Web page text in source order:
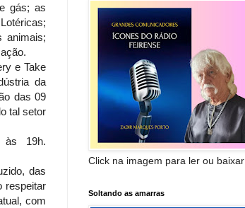
gás; as
animais;
e Take
da
das 09
tal setor
às 19h.
das
respeitar
com
Click na imagem para ler ou baixar
Soltando as amarras